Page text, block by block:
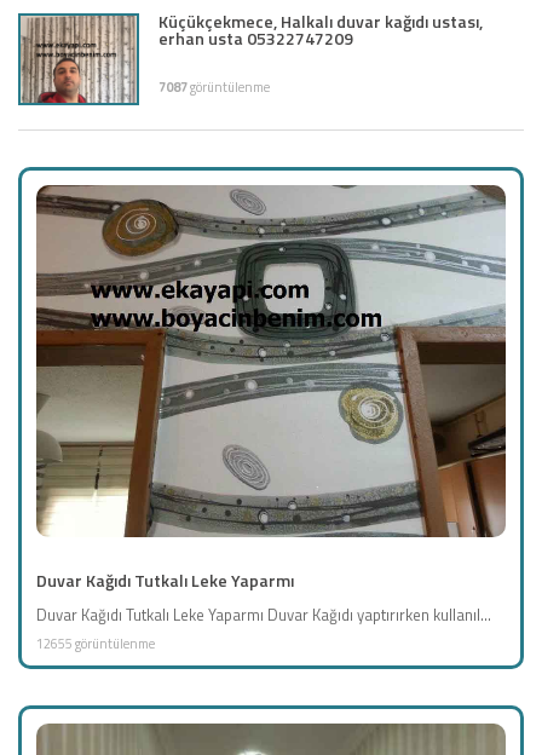
Küçükçekmece, Halkalı duvar kağıdı ustası,
erhan usta 05322747209
7087görüntülenme
Duvar Kağıdı Tutkalı Leke Yaparmı
Duvar Kağıdı Tutkalı Leke Yaparmı Duvar Kağıdı yaptırırken kullanıl...
12655 görüntülenme